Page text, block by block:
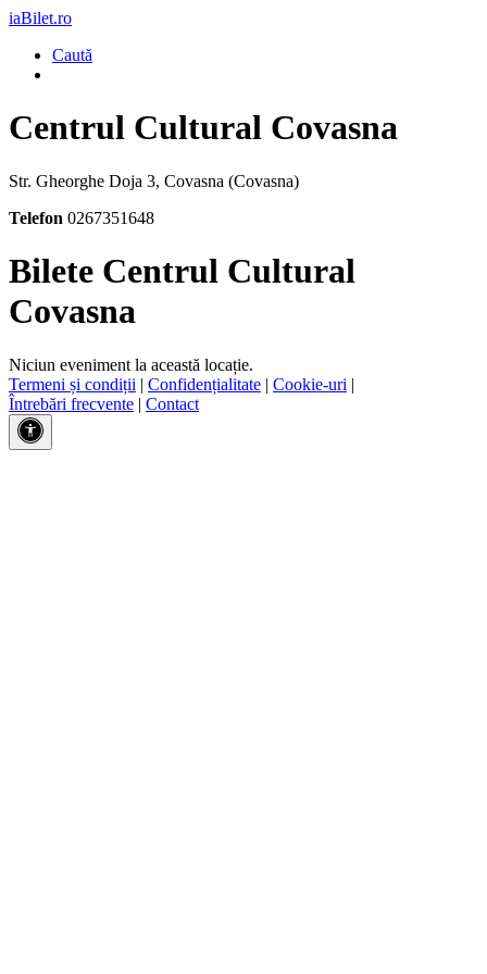
iaBilet.ro
Caută
Centrul Cultural Covasna
Str. Gheorghe Doja 3, Covasna (Covasna)
Telefon 0267351648
Bilete Centrul Cultural
Covasna
Niciun eveniment la această locație.
Termeni și condiții | Confidențialitate | Cookie-uri |
Întrebări frecvente | Contact